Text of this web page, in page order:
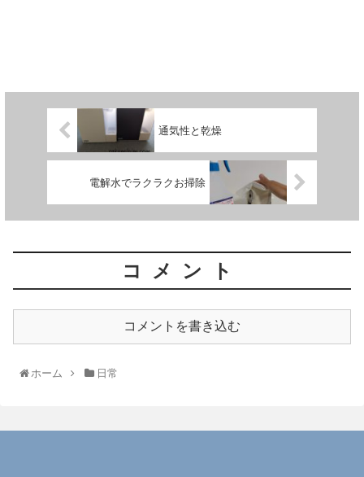
通気性と乾燥
電解水でラクラクお掃除
コメント
コメントを書き込む
ホーム 日常